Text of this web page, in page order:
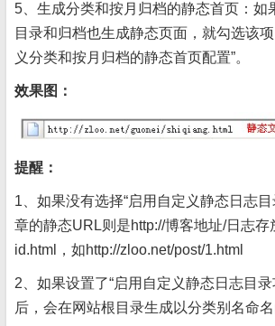
5、生成分类和按月归档的静态首页：如
目录和归档也生成静态页面，就勾选该
义分类和按月归档的静态首页配置”。
效果图：
提醒：
1、如果没有选择“启用自定义静态日志
章的静态URL则是http://博客地址/日志存
id.html，如http://zloo.net/post/1.html
2、如果设置了“启用自定义静态日志目
后，会在网站根目录生成以分类别名命名